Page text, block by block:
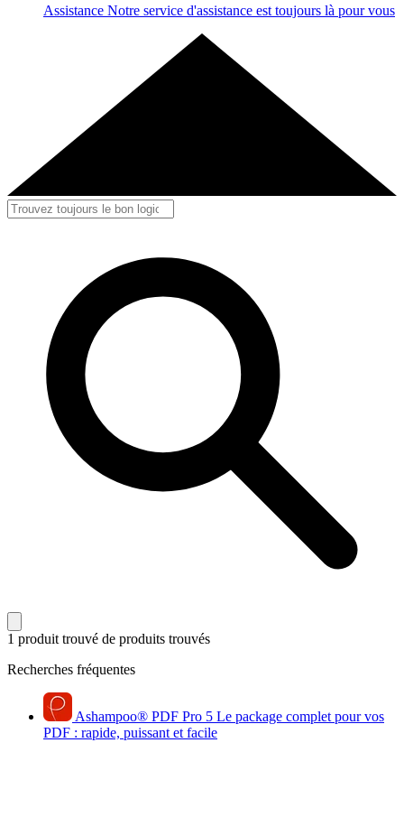
Assistance Notre service d'assistance est toujours là pour vous
1 produit trouvé de produits trouvés
Recherches fréquentes
Ashampoo® PDF Pro 5 Le package complet pour vos
PDF : rapide, puissant et facile